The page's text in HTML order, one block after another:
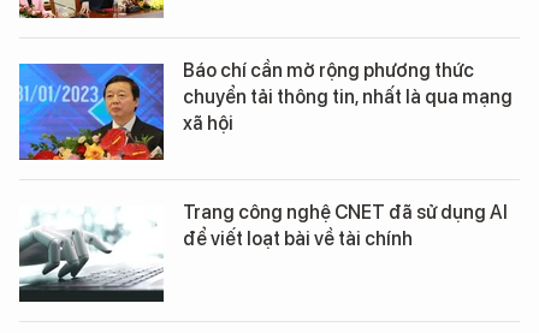
Báo chí cần mở rộng phương thức
chuyển tải thông tin, nhất là qua mạng
xã hội
Trang công nghệ CNET đã sử dụng AI
để viết loạt bài về tài chính